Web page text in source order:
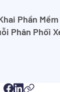
Phần Mềm
Phân Phối